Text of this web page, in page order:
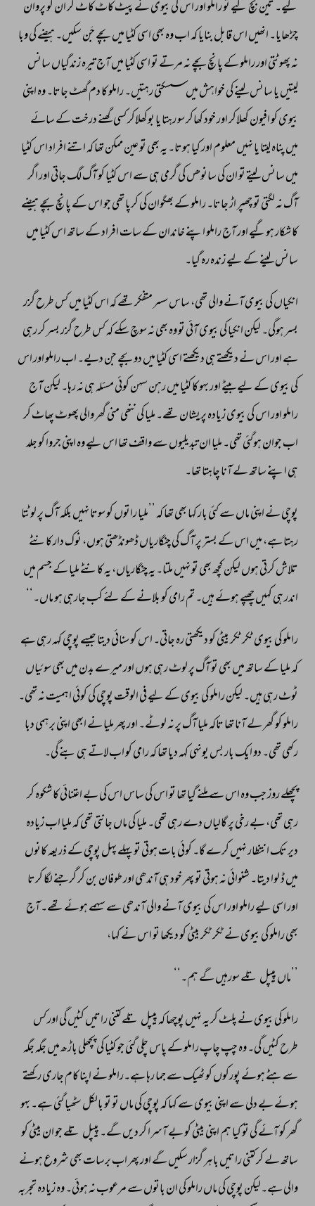
گیے۔ تین بچ گیے تو راملو اور اس کی بیوی نے پیٹ کاٹ کاٹ کر ان کو پروان
چڑھایا۔ انھیں اس قابل بنایا کہ اب وہ بھی اسی کٹیا میں بچے جَن سکیں۔ ہیضے کی وبا
نہ پھوٹتی اور راملو کے پانچ بچے نہ مرتے تو اسی کٹیا میں آج تیرہ زندگیاں سانس
لیتیں یا سانس لینے کی خواہش میں سسکتی رہتیں۔ راملو کا دم گھٹ جاتا۔ وہ اپنی
بیوی کو افیون کھلاکر اور خود کھاکر سو رہتا یا بوکھلاکر کسی گھنے درخت کے سائے
میں پناہ لیتا یا نہیں معلوم اور کیا ہوتا۔ یہ بھی تو عین ممکن تھا کہ اتنے افراد اس کٹیا
میں سانس لیتے تو ان کی سانوھں کی گرمی ہی سے اس کٹیا کو آگ لگ جاتی اور اگر
آگ نہ لگتی تو چھپر اڑ جاتا۔ راملو کے بھگوان کی کرپا تھی جو اس کے پانچ بچے ہیضے
کا شکار ہوگیے اور آج راملو اپنے خاندان کے سات افراد کے ساتھ اس کٹیا میں
سانس لینے کے لیے زندہ رہ گیا۔
انکیاں کی بیوی آنے والی تھی، ساس سسر متفکر تھے کہ اس کٹیا میں کس طرح گزر
بسر ہوگی۔ لیکن انکیا کی بیوی آئی تو وہ بھی نہ سوچ سکے کہ کس طرح گزر بسر کر رہی
ہے اور اس نے دیکھتے ہی دیکھتے اسی کٹیا میں دو بچے جن دیے۔ اب راملو اور اس
کی بیوی کے لیےبیٹے اور بہو کا کٹیا میں رہن سہن کوئی مسئلہ ہی نہ رہا۔ لیکن آج
راملو اور اس کی بیوی زیادہ پریشان تھے۔ ملیا کی ننھی منی گھر والی پھوٹ پھاٹ کر
اب جوان ہوگئی تھی۔ ملیا ان تبدیلیوں سے واقف تھا اس لیے وہ اپنی جروا کو جلد
ہی اپنے ساتھ لے آنا چاہتا تھا۔
پوچی نے اپنی ماں سے کئی بار کہا بھی تھا کہ ’’ملیا راتوں کو سوتا نہیں بلکہ آگ پر لوٹتا
رہتا ہے، میں اس کے بستر پر آگ کی چنگاریاں ڈھونڈھتی ہوں، نوک دار کانٹے
تلاش کرتی ہوں لیکن کچھ بھی تو نہیں ملتا۔ یہ چنگاریاں، یہ کانٹے ملیا کے جسم میں
اندر ہی کہیں چھپے ہوئے ہیں۔ تم رامی کو بلانے کے لئے کب جارہی ہو ماں۔‘‘
راملو کی بیوی ٹکر ٹکر بیٹی کو دیکھتی رہ جاتی۔ اس کو سنائی دیتا جیسے پوچی کہہ رہی ہے
کہ ملیا کے ساتھ میں بھی تو آگ پر لوٹ رہی ہوں اور میرے بدن میں بھی سوئیاں
ٹوٹ رہی ہیں۔ لیکن راملو کی بیوی کے لیے فی الوقت پوچی کی کوئی اہمیت نہ تھی۔
راملو کو گھر لے آنا تھا تاکہ ملیا آگ پر نہ لوٹے۔ اور پھر ملیا نے ابھی اپنی برہمی دبا
رکھی تھی۔ دو ایک بار بس یونہی کہہ دیا تھا کہ رامی کو اب لاتے ہی بنے گی۔
پچھلے روز جب وہ اس سے ملنے گیا تھا تو اس کی ساس اس کی بے اعتنائی کا شکوہ کر
رہی تھی، بے رخی پر گالیاں دے رہی تھی۔ ملیا کی ماں جانتی تھی کہ ملیا اب زیادہ
دیر تک انتظار نہیں کرے گا۔ کوئی بات ہوتی تو پہلے پہل پوچی کے ذریعہ کانوں
میں ڈ لوا دیتا۔ شنوائی نہ ہوتی تو پھر خود ہی آندھی اور طوفان بن کر گرجنے لگا کرتا
اور اسی لیے راملو اور اس کی بیوی آنے والی آندھی سے سہمے ہوئے تھے۔ آج
بھی راملو کی بیوی نے ٹکر ٹکر بیٹی کو دیکھا تو اس نے کہا،
’’ماں پیپل تلے سورہیں گے ہم۔‘‘
راملو کی بیوی نے پلٹ کر یہ نہیں پوچھا کہ پیپل تلے کتنی راتیں کٹیں گی اور کس
طرح کٹیں گی۔ وہ چپ چاپ راملو کے پاس چلی گئی جو کٹیا کی پچھلی باڑھ میں جگہ جگہ
سے ہٹے ہوئے پورکوں کو ٹھیک سے جما رہا ہے۔راملو نے اپنا کام جاری رکھتے
ہوئے بے دلی سے اپنی بیوی سے کہا کہ پوچی کی ماں تو تو بالکل سٹھیا گئی ہے۔ بہو
گھر کو آئے گی تو کیا ہم اپنی بیٹی کو بے آسرا کر دیں گے۔ پیپل تلے جو ان بیٹی کو
ساتھ لے کر کتنی راتیں باہر گزار سکیں گے اور پھر اب برسات بھی شروع ہونے
والی ہے۔لیکن پوچی کی ماں راملو کی ان باتوں سے مرعوب نہ ہوئی۔ وہ زیادہ تجربہ